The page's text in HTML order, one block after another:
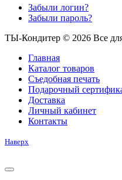
Забыли логин?
Забыли пароль?
ТЫ-Кондитер © 2026 Все
Главная
Каталог товаров
Съедобная печать
Подарочный
Доставка
Личный кабинет
Контакты
Наверх